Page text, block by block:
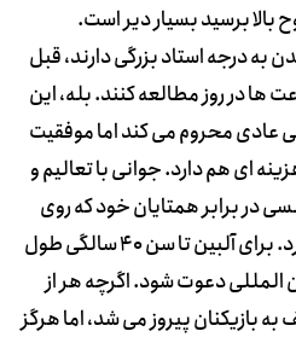
برسید بسیار دیر است.
به درجه استاد بزرگی دارند، قبل
باید ساعت ها در روز مطالعه کنند. بله، این
عادی محروم می کند اما موفقیت
ای هم دارد. جوانی با تعالیم و
در برابر همتایان خود که روی
یک هدف متمرکز شده اند ندارد. برای آلبین تا سن 40 سالگی طول
المللی دعوت شود. اگرچه هر از
بازیکنان پیروز می شد، اما هرگز